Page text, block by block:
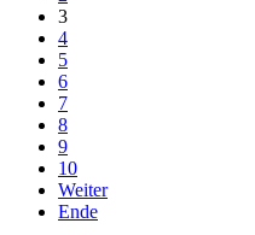
3
4
5
6
7
8
9
10
Weiter
Ende